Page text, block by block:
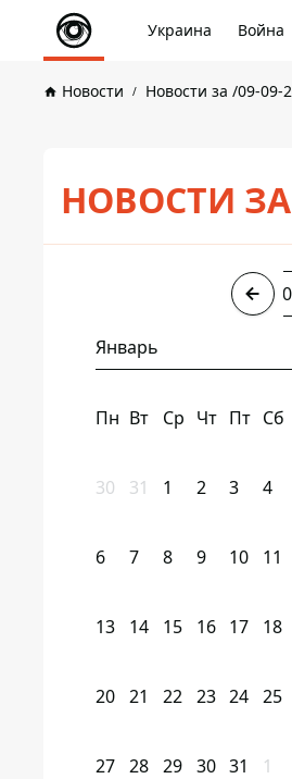
Украина Война
Новости Новости за /09-09-
НОВОСТИ ЗА
Январь
Пн Вт Ср Чт Пт Сб
30 31 1 2 3 4
6 7 8 9 10 11
13 14 15 16 17 18
20 21 22 23 24 25
27 28 29 30 31 1